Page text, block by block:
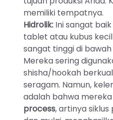
memiliki tempatnya.
Hidrolik: Ini sangat
tablet atau kubus
sangat tinggi di
Mereka sering
shisha/hookah
seragam. Namun,
adalah bahwa
process, artinya